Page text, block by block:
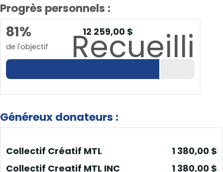
Progrès personnels :
81%
de l'objectif
12 259,00 $
Recueilli
Généreux donateurs :
Collectif Créatif MTL
1 380,00 $
Collectif Creatif MTL INC
1 380,00 $